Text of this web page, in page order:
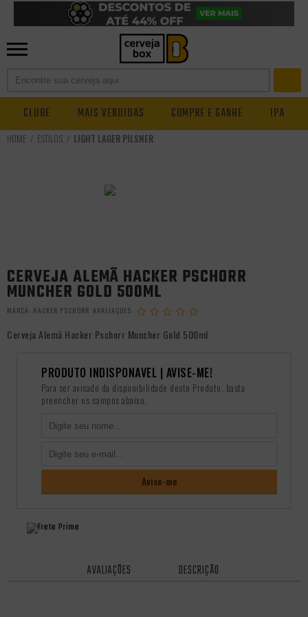
CLUBE MAIS VENDIDAS COMPRE E GANHE IPA
ESTILOS LIGHT LAGER PILSNER
CERVEJA ALEMÃ HACKER PSCHORR
MUNCHER GOLD 500ML
MARCA: HACKER PSCHORR
Cerveja Alemã Hacker Pschorr Muncher Gold 500ml
PRODUTO INDISPONÃ­VEL | AVISE-ME!
Para ser avisado da disponibilidade deste Produto, basta
preencher os campos abaixo.
AVALIAÇÕES DESCRIÇÃO